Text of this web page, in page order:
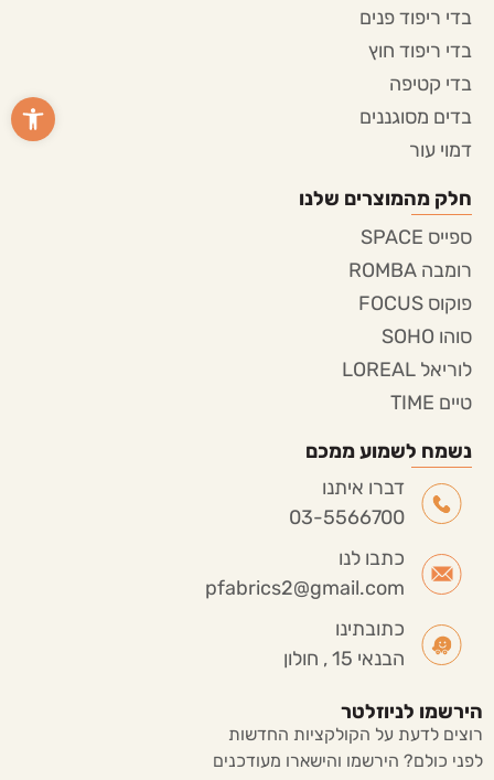
פתח
נשמח לשמוע ממכם
דברו איתנו
03-5566700
כתבו לנו
pfabrics2@gmail.com
כתובתינו
הבנאי 15 , חולון
בדי ריפוד פנים
בדי ריפוד חוץ
בדי קטיפה
בדים מסוגננים
דמוי עור
חלק מהמוצרים שלנו
ספייס SPACE
רומבה ROMBA
פוקוס FOCUS
סוהו SOHO
לוריאל LOREAL
טיים TIME
הירשמו לניוזלטר
רוצים לדעת על הקולקציות החדשות
לפני כולם? הירשמו והישארו מעודכנים